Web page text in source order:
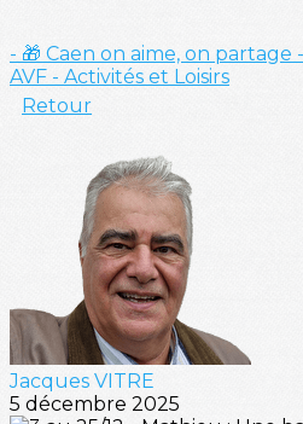
- 🎁 Caen on aime, on partage
AVF - Activités et Loisirs
Retour
Jacques VITRE
5 décembre 2025